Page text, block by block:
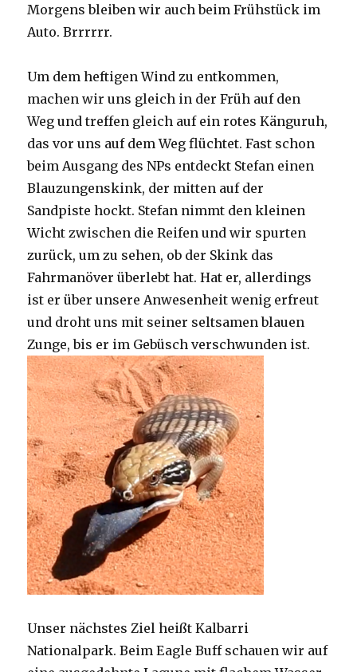
Morgens bleiben wir auch beim Frühstück im
Auto. Brrrrrr.
Um dem heftigen Wind zu entkommen,
machen wir uns gleich in der Früh auf den
Weg und treffen gleich auf ein rotes Känguruh,
das vor uns auf dem Weg flüchtet. Fast schon
beim Ausgang des NPs entdeckt Stefan einen
Blauzungenskink, der mitten auf der
Sandpiste hockt. Stefan nimmt den kleinen
Wicht zwischen die Reifen und wir spurten
zurück, um zu sehen, ob der Skink das
Fahrmanöver überlebt hat. Hat er, allerdings
ist er über unsere Anwesenheit wenig erfreut
und droht uns mit seiner seltsamen blauen
Zunge, bis er im Gebüsch verschwunden ist.
Unser nächstes Ziel heißt Kalbarri
Nationalpark. Beim Eagle Buff schauen wir auf